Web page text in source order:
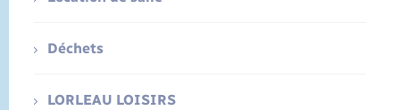
Déchets
LORLEAU LOISIRS